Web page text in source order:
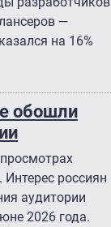
—
на 16%
обошли
Интерес россиян
аудитории
2026 года.